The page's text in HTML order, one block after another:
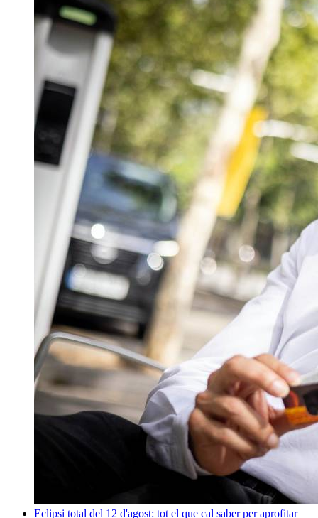
Eclipsi total del 12 d'agost: tot el que cal saber per aprofitar